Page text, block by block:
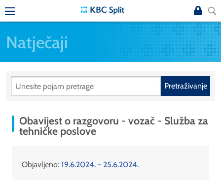
Natječaji
Pretraživanje
Obavijest o razgovoru - vozač - Služba za
tehničke poslove
Objavljeno: 19.6.2024. - 25.6.2024.